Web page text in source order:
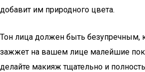
добавит им природного цвета.
Тон лица должен быть безупречным,
зажжет на вашем лице малейшие
делайте макияж тщательно и